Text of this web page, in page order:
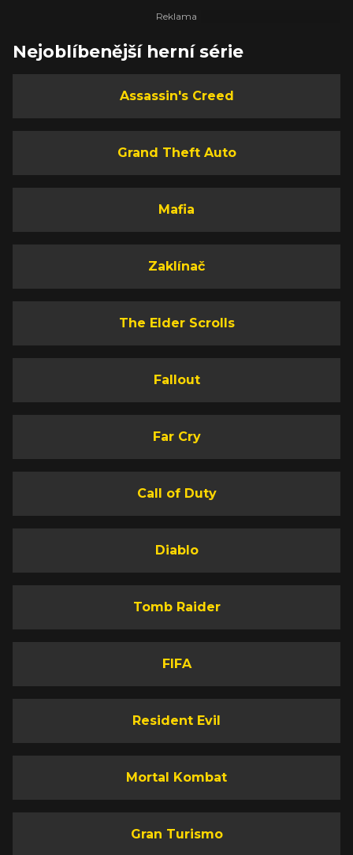
Nejoblíbenější herní série
Assassin's Creed
Grand Theft Auto
Mafia
Zaklínač
The Elder Scrolls
Fallout
Far Cry
Call of Duty
Diablo
Tomb Raider
FIFA
Resident Evil
Mortal Kombat
Gran Turismo